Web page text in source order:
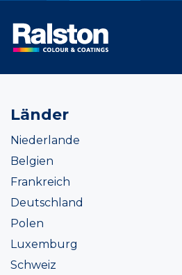
Länder
Niederlande
Belgien
Frankreich
Deutschland
Polen
Luxemburg
Schweiz